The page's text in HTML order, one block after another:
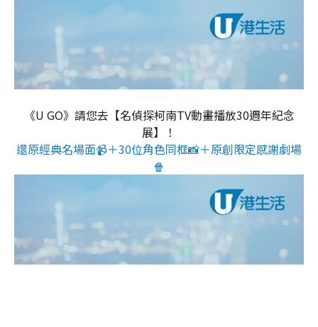
《U GO》請您去【名偵探柯南TV動畫播放30週年紀念
展】！
還原經典名場面📹＋30位角色同框📸＋原創限定感謝劇場
🍿